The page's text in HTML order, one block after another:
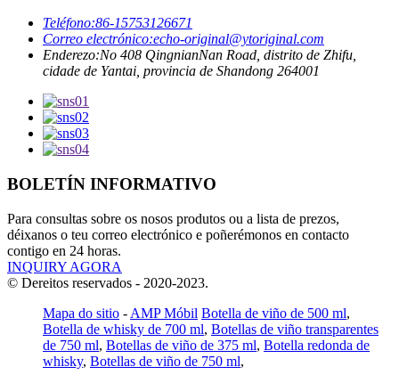
Teléfono:86-15753126671
Correo electrónico:echo-original@ytoriginal.com
Enderezo:No 408 QingnianNan Road, distrito de Zhifu,
cidade de Yantai, provincia de Shandong 264001
BOLETÍN INFORMATIVO
Para consultas sobre os nosos produtos ou a lista de prezos,
déixanos o teu correo electrónico e poñerémonos en contacto
contigo en 24 horas.
INQUIRY AGORA
© Dereitos reservados - 2020-2023.
Mapa do sitio - AMP Móbil Botella de viño de 500 ml,
Botella de whisky de 700 ml, Botellas de viño transparentes
de 750 ml, Botellas de viño de 375 ml, Botella redonda de
whisky, Botellas de viño de 750 ml,